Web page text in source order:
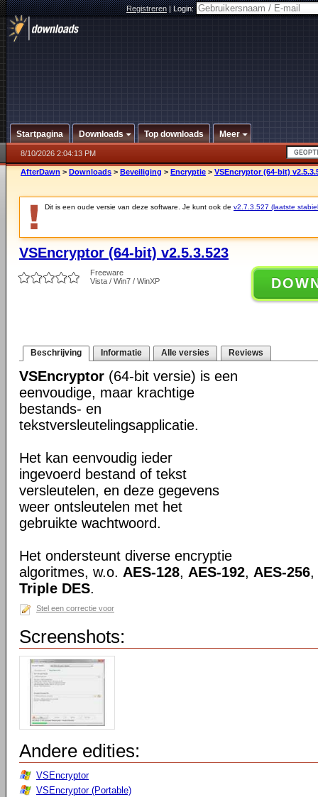
Registreren|Login:
Startpagina Downloads Top downloads Meer
8/10/2026 2:04:13 PM
AfterDawn > Downloads > Beveiliging > Encryptie > VSEncryptor (64-bit)
Dit is een oude versie van deze software. Je kunt ook de v2.7.3.527 (laatste
VSEncryptor (64-bit) v2.5.3.523
Freeware
Vista / Win7 / WinXP
Beschrijving Informatie Alle versies Reviews
VSEncryptor (64-bit versie) is een
eenvoudige, maar krachtige
bestands- en
tekstversleutelingsapplicatie.
Het kan eenvoudig ieder
ingevoerd bestand of tekst
versleutelen, en deze gegevens
weer ontsleutelen met het
gebruikte wachtwoord.
Het ondersteunt diverse encryptie
algoritmes, w.o. AES-128, AES-192, AES-256,
Triple DES.
Stel een correctie voor
Screenshots:
Andere edities:
VSEncryptor
VSEncryptor (Portable)